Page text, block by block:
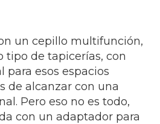
un cepillo multifunción,
tipo de tapicerías, con
para esos espacios
de alcanzar con una
Pero eso no es todo,
con un adaptador para